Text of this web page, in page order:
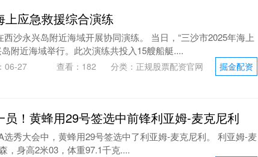
应急救援综合演练
沙永兴岛附近海域开展协同演练。 当日，“三沙市2025年海上
附近海域举行。此次演练共投入15艘船艇....
掘金配资
06-27 查看： 182 分类： 正规股票配资官网
！黄蜂用29号签选中前锋利亚姆-麦克尼利
选秀大会中，黄蜂用29号签选中了利亚姆-麦克尼利。 利亚姆-麦
，身高2米03，体重97.1千克....